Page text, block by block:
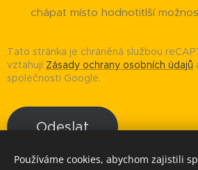
chápat místo hodnotitlší
Tato stránka je chráněná službou
vztahují Zásady ochrany osobních údajů
společnosti Google.
Odeslat
Používáme cookies, abychom zajistili